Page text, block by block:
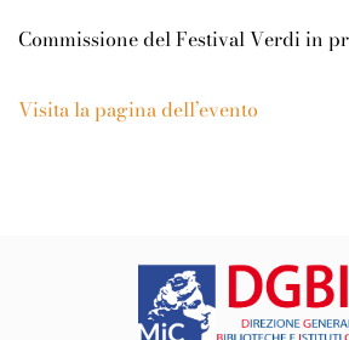
Commissione del Festival Verdi in
Visita la pagina dell’evento